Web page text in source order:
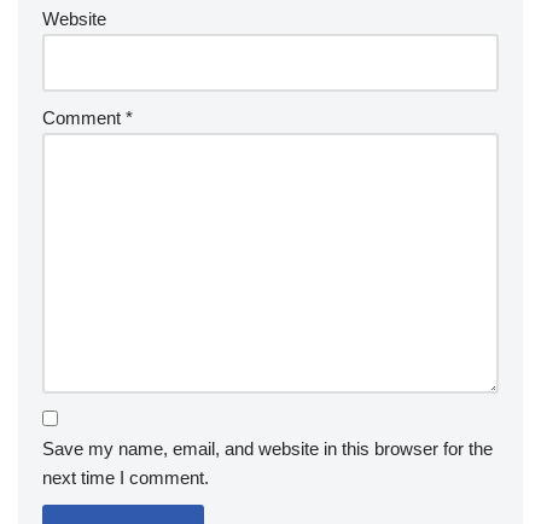
Website
Comment *
Save my name, email, and website in this browser for the
next time I comment.